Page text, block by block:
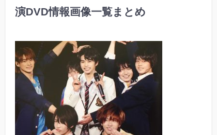
演DVD情報画像一覧まとめ